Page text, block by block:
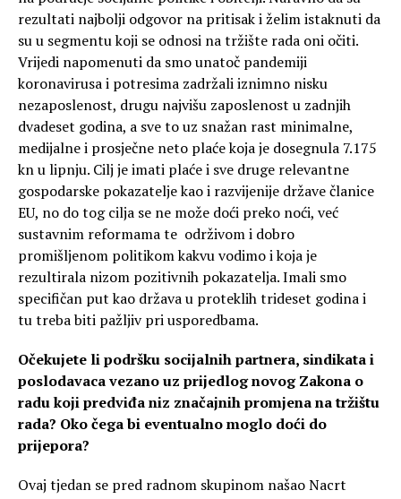
rezultati najbolji odgovor na pritisak i želim istaknuti da
su u segmentu koji se odnosi na tržište rada oni očiti.
Vrijedi napomenuti da smo unatoč pandemiji
koronavirusa i potresima zadržali iznimno nisku
nezaposlenost, drugu najvišu zaposlenost u zadnjih
dvadeset godina, a sve to uz snažan rast minimalne,
medijalne i prosječne neto plaće koja je dosegnula 7.175
kn u lipnju. Cilj je imati plaće i sve druge relevantne
gospodarske pokazatelje kao i razvijenije države članice
EU, no do tog cilja se ne može doći preko noći, već
sustavnim reformama te održivom i dobro
promišljenom politikom kakvu vodimo i koja je
rezultirala nizom pozitivnih pokazatelja. Imali smo
specifičan put kao država u proteklih trideset godina i
tu treba biti pažljiv pri usporedbama.
Očekujete li podršku socijalnih partnera, sindikata i
poslodavaca vezano uz prijedlog novog Zakona o
radu koji predviđa niz značajnih promjena na tržištu
rada? Oko čega bi eventualno moglo doći do
prijepora?
Ovaj tjedan se pred radnom skupinom našao Nacrt